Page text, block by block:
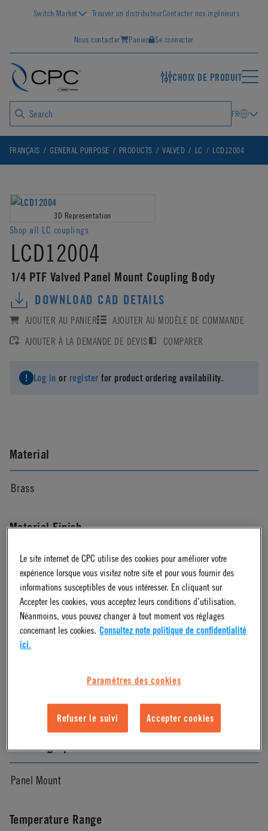
Switch Market Trouver un distributeurContacter nos ingénieurs
Nous contacter Panier Se connecter
CHOIX DE PRODUIT
FR
FRANÇAIS GENERAL PURPOSE PRODUCTS VALVED LC LCD12004
3D Representation
Shop all LC couplings
LCD12004
1/4 PTF Valved Panel Mount Coupling Body
DOWNLOAD CAD DETAILS
AJOUTER AU PANIER
AJOUTER AU MODÈLE DE COMMANDE
AJOUTER À LA DEMANDE DE DEVIS
COMPARER
Log in or register for product ordering availability.
Material
Brass
Material Finish
Chrome
Pressure Range
Vacuum to 250 psi, 17.3 bar
Mounting Option
Panel Mount
Temperature Range
Le site internet de CPC utilise des cookies pour améliorer votre
expérience lorsque vous visitez notre site et pour vous fournir des
informations susceptibles de vous intéresser. En cliquant sur
Accepter les cookies, vous acceptez leurs conditions d’utilisation.
Néanmoins, vous pouvez changer à tout moment vos réglages
concernant les cookies. Consultez note politique de confidentialité
ici.
Paramètres des cookies
Refuser le suivi Accepter cookies